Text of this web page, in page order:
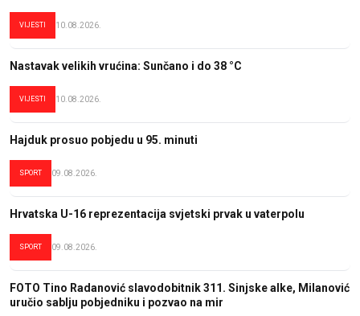
VIJESTI 10.08.2026.
Nastavak velikih vrućina: Sunčano i do 38 °C
VIJESTI 10.08.2026.
Hajduk prosuo pobjedu u 95. minuti
SPORT 09.08.2026.
Hrvatska U-16 reprezentacija svjetski prvak u vaterpolu
SPORT 09.08.2026.
FOTO Tino Radanović slavodobitnik 311. Sinjske alke, Milanović
uručio sablju pobjedniku i pozvao na mir